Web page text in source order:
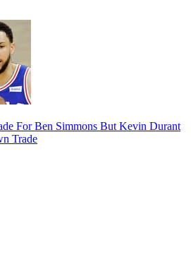
For Ben Simmons But Kevin Durant
Trade